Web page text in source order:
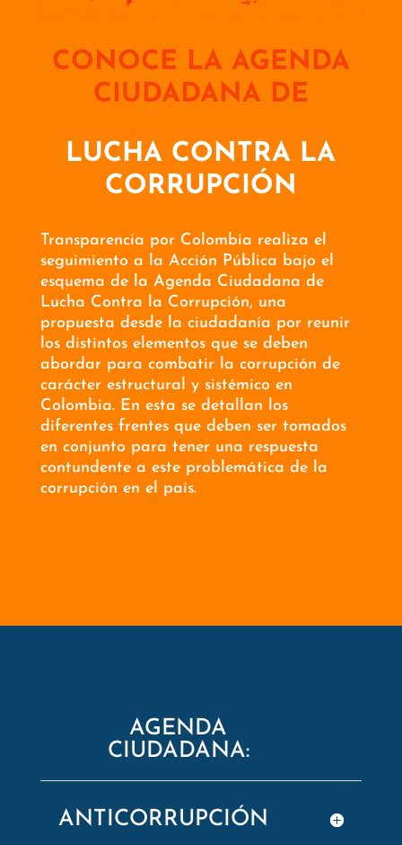
CONOCE LA AGENDA
CIUDADANA DE
LUCHA CONTRA LA
CORRUPCIÓN
Transparencia por Colombia realiza el
seguimiento a la Acción Pública bajo el
esquema de la Agenda Ciudadana de
Lucha Contra la Corrupción, una
propuesta desde la ciudadanía por reunir
los distintos elementos que se deben
abordar para combatir la corrupción de
carácter estructural y sistémico en
Colombia. En esta se detallan los
diferentes frentes que deben ser tomados
en conjunto para tener una respuesta
contundente a este problemática de la
corrupción en el país.
AGENDA
CIUDADANA:
ANTICORRUPCIÓN